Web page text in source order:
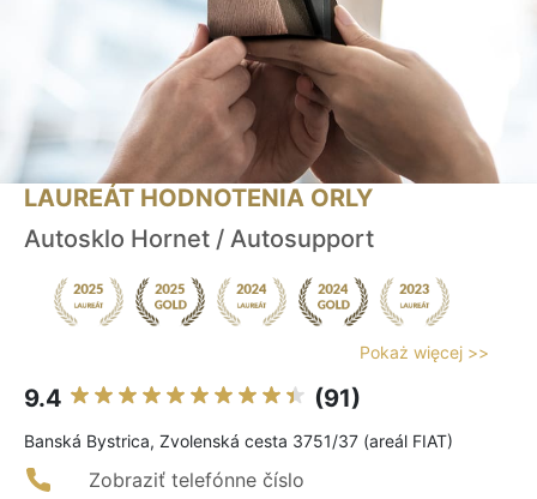
LAUREÁT HODNOTENIA ORLY
Autosklo Hornet / Autosupport
Pokaż więcej >>
9.4 (91)
Banská Bystrica, Zvolenská cesta 3751/37 (areál FIAT)
Zobraziť telefónne číslo